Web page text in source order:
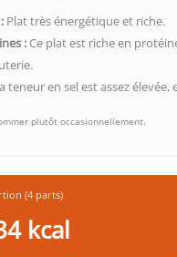
Plat très énergétique et riche.
: Ce plat est riche en
teneur en sel est assez
plutôt occasionnellement.
(4 parts)
kcal